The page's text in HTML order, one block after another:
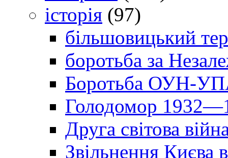
історія (97)
більшовицький
боротьба за
Боротьба ОУН-УПА
Голодомор
Друга світова
Звільнення Києва